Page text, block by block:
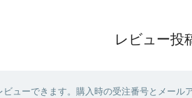
レビュー投
ューできます。購入時の受注番号とメール